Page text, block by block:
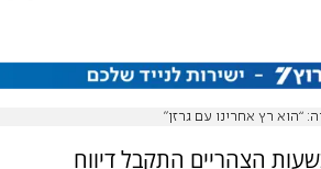
“הוא רץ אחרינו עם גרזן”
הצהריים התקבל דיווח